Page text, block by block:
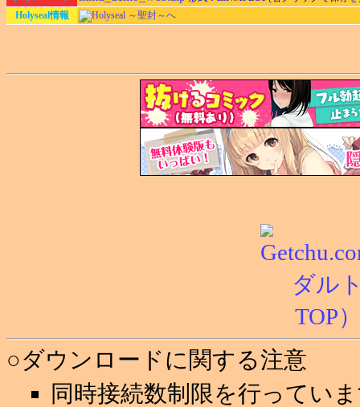
Holyseal情報
Holyseal ～聖封～へ
○ダウンロードに関する注意
同時接続数制限を行ってい